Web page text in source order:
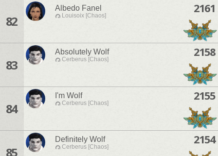
82
Albedo Fanel
Louisoix [Chaos]
2161
83
Absolutely Wolf
Cerberus [Chaos]
2158
84
I'm Wolf
Cerberus [Chaos]
2155
85
Definitely Wolf
Cerberus [Chaos]
2154